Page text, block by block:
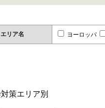
エリア名 ヨーロッパ
策エリア別